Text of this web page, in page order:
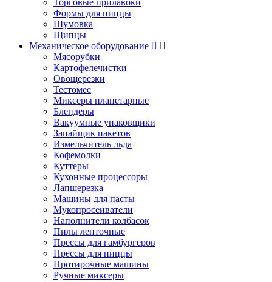
Торговые прилавоки
Формы для пиццы
Шумовка
Щипцы
Механическое оборудование
Мясорубки
Картофелечистки
Овощерезки
Тестомес
Миксеры планетарные
Блендеры
Вакуумные упаковщики
Запайщик пакетов
Измельчитель льда
Кофемолки
Куттеры
Кухонные процессоры
Лапшерезка
Машины для пасты
Мукопросеиватели
Наполнители колбасок
Пилы ленточные
Прессы для гамбургеров
Прессы для пиццы
Протирочные машины
Ручные миксеры